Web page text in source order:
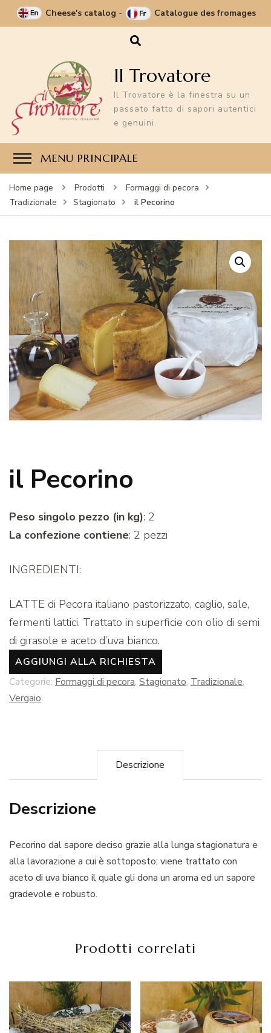
Cheese's catalog - Catalogue des fromages
Il Trovatore
Il Trovatore è la finestra su un
passato fatto di sapori autentici
e genuini.
MENU PRINCIPALE
Home page Prodotti
Formaggi di pecora
Tradizionale
Stagionato il Pecorino
il Pecorino
Peso singolo pezzo (in kg): 2
La confezione contiene: 2 pezzi
INGREDIENTI:
LATTE di Pecora italiano pastorizzato, caglio, sale,
fermenti lattici. Trattato in superficie con olio di semi
di girasole e aceto d’uva bianco.
AGGIUNGI ALLA RICHIESTA
Categorie: Formaggi di pecora, Stagionato, Tradizionale,
Vergaio
Descrizione
Descrizione
Pecorino dal sapore deciso grazie alla lunga stagionatura e
alla lavorazione a cui è sottoposto; viene trattato con
aceto di uva bianco il quale gli dona un aroma ed un sapore
gradevole e robusto.
Prodotti correlati